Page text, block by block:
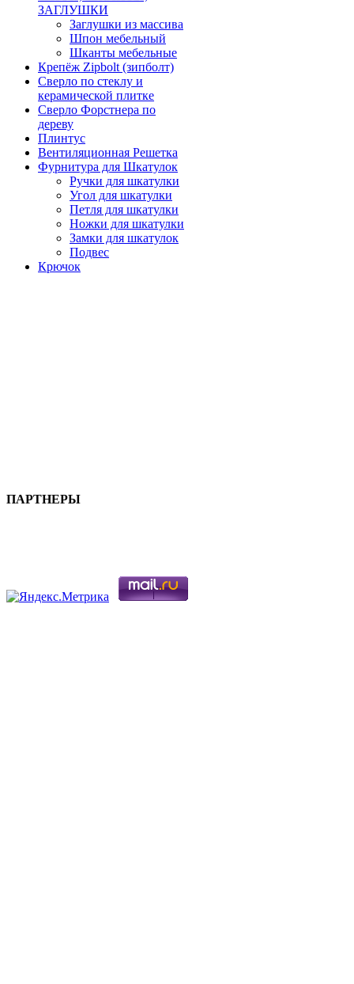
ЗАГЛУШКИ
Заглушки из массива
Шпон мебельный
Шканты мебельные
Крепёж Zipbolt (зипболт)
Сверло по стеклу и
керамической плитке
Сверло Форстнера по
дереву
Плинтус
Вентиляционная Решетка
Фурнитура для Шкатулок
Ручки для шкатулки
Угол для шкатулки
Петля для шкатулки
Ножки для шкатулки
Замки для шкатулок
Подвес
Крючок
ПАРТНЕРЫ